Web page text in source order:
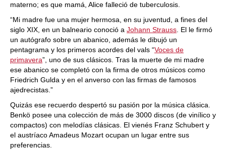
materno; es que mamá, Alice falleció de tuberculosis.
“Mi madre fue una mujer hermosa, en su juventud, a fines del
siglo XIX, en un balneario conoció a Johann Strauss . El le firmó
un autógrafo sobre un abanico, además le dibujó un
pentagrama y los primeros acordes del vals “Voces de
primavera”, uno de sus clásicos. Tras la muerte de mi madre
ese abanico se completó con la firma de otros músicos como
Friedrich Gulda y en el anverso con las firmas de famosos
ajedrecistas.”
Quizás ese recuerdo despertó su pasión por la música clásica.
Benkö posee una colección de más de 3000 discos (de vinílico y
compactos) con melodías clásicas. El vienés Franz Schubert y
el austríaco Amadeus Mozart ocupan un lugar entre sus
preferencias.